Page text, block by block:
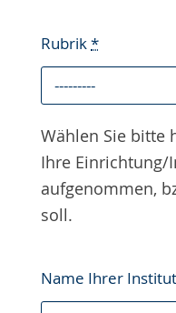
Rubrik*
Wählen Sie bitte
Ihre Einrichtung/
aufgenommen,
soll.
Name Ihrer